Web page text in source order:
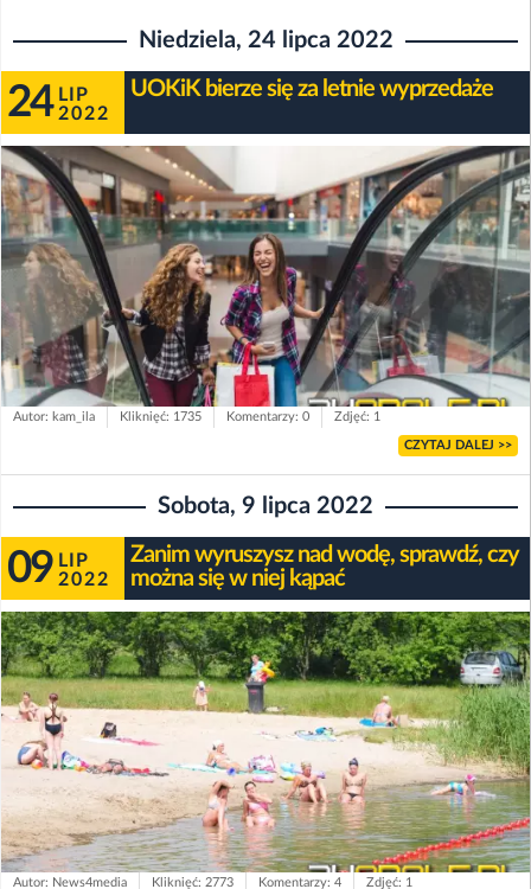
Niedziela, 24 lipca 2022
24 LIP
2022
UOKiK bierze się za letnie wyprzedaże
Autor: kam_ila Kliknięć: 1735 Komentarzy: 0 Zdjęć: 1
CZYTAJ DALEJ >>
Sobota, 9 lipca 2022
09 LIP
2022
Zanim wyruszysz nad wodę, sprawdź, czy
można się w niej kąpać
Autor: News4media Kliknięć: 2773 Komentarzy: 4 Zdjęć: 1